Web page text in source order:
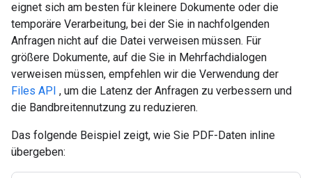
eignet sich am besten für kleinere Dokumente oder die
temporäre Verarbeitung, bei der Sie in nachfolgenden
Anfragen nicht auf die Datei verweisen müssen. Für
größere Dokumente, auf die Sie in Mehrfachdialogen
verweisen müssen, empfehlen wir die Verwendung der
Files API , um die Latenz der Anfragen zu verbessern und
die Bandbreitennutzung zu reduzieren.
Das folgende Beispiel zeigt, wie Sie PDF-Daten inline
übergeben: